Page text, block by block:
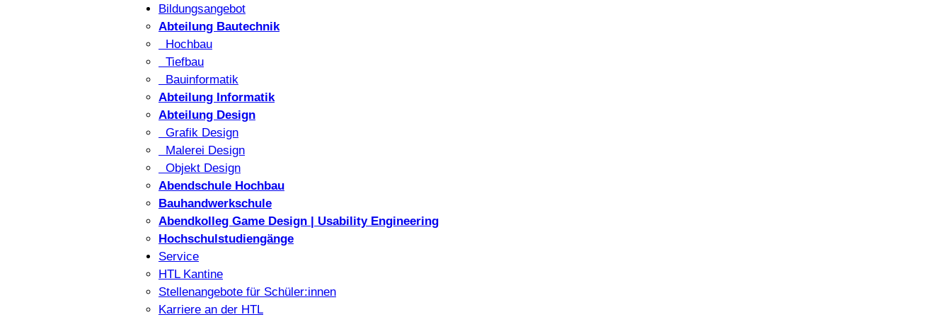
Bildungsangebot
Abteilung Bautechnik
Hochbau
Tiefbau
Bauinformatik
Abteilung Informatik
Abteilung Design
Grafik Design
Malerei Design
Objekt Design
Abendschule Hochbau
Bauhandwerkschule
Abendkolleg Game Design | Usability Engineering
Hochschulstudiengänge
Service
HTL Kantine
Stellenangebote für Schüler:innen
Karriere an der HTL